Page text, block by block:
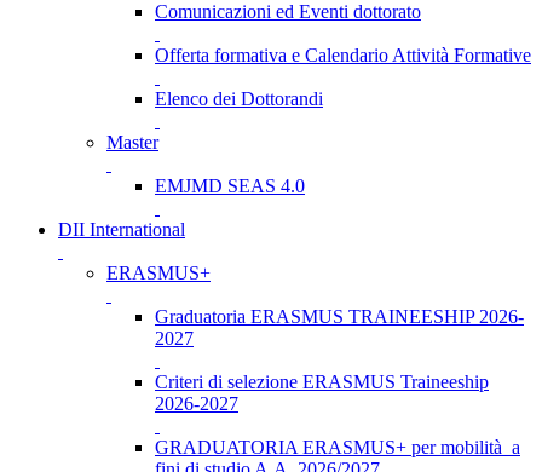
Comunicazioni ed Eventi dottorato
Offerta formativa e Calendario Attività Formative
Elenco dei Dottorandi
Master
EMJMD SEAS 4.0
DII International
ERASMUS+
Graduatoria ERASMUS TRAINEESHIP 2026-
2027
Criteri di selezione ERASMUS Traineeship
2026-2027
GRADUATORIA ERASMUS+ per mobilità a